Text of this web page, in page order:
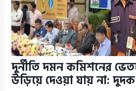
দুর্নীতি দমন কমিশনের
উড়িয়ে দেওয়া যায় না: দুদক